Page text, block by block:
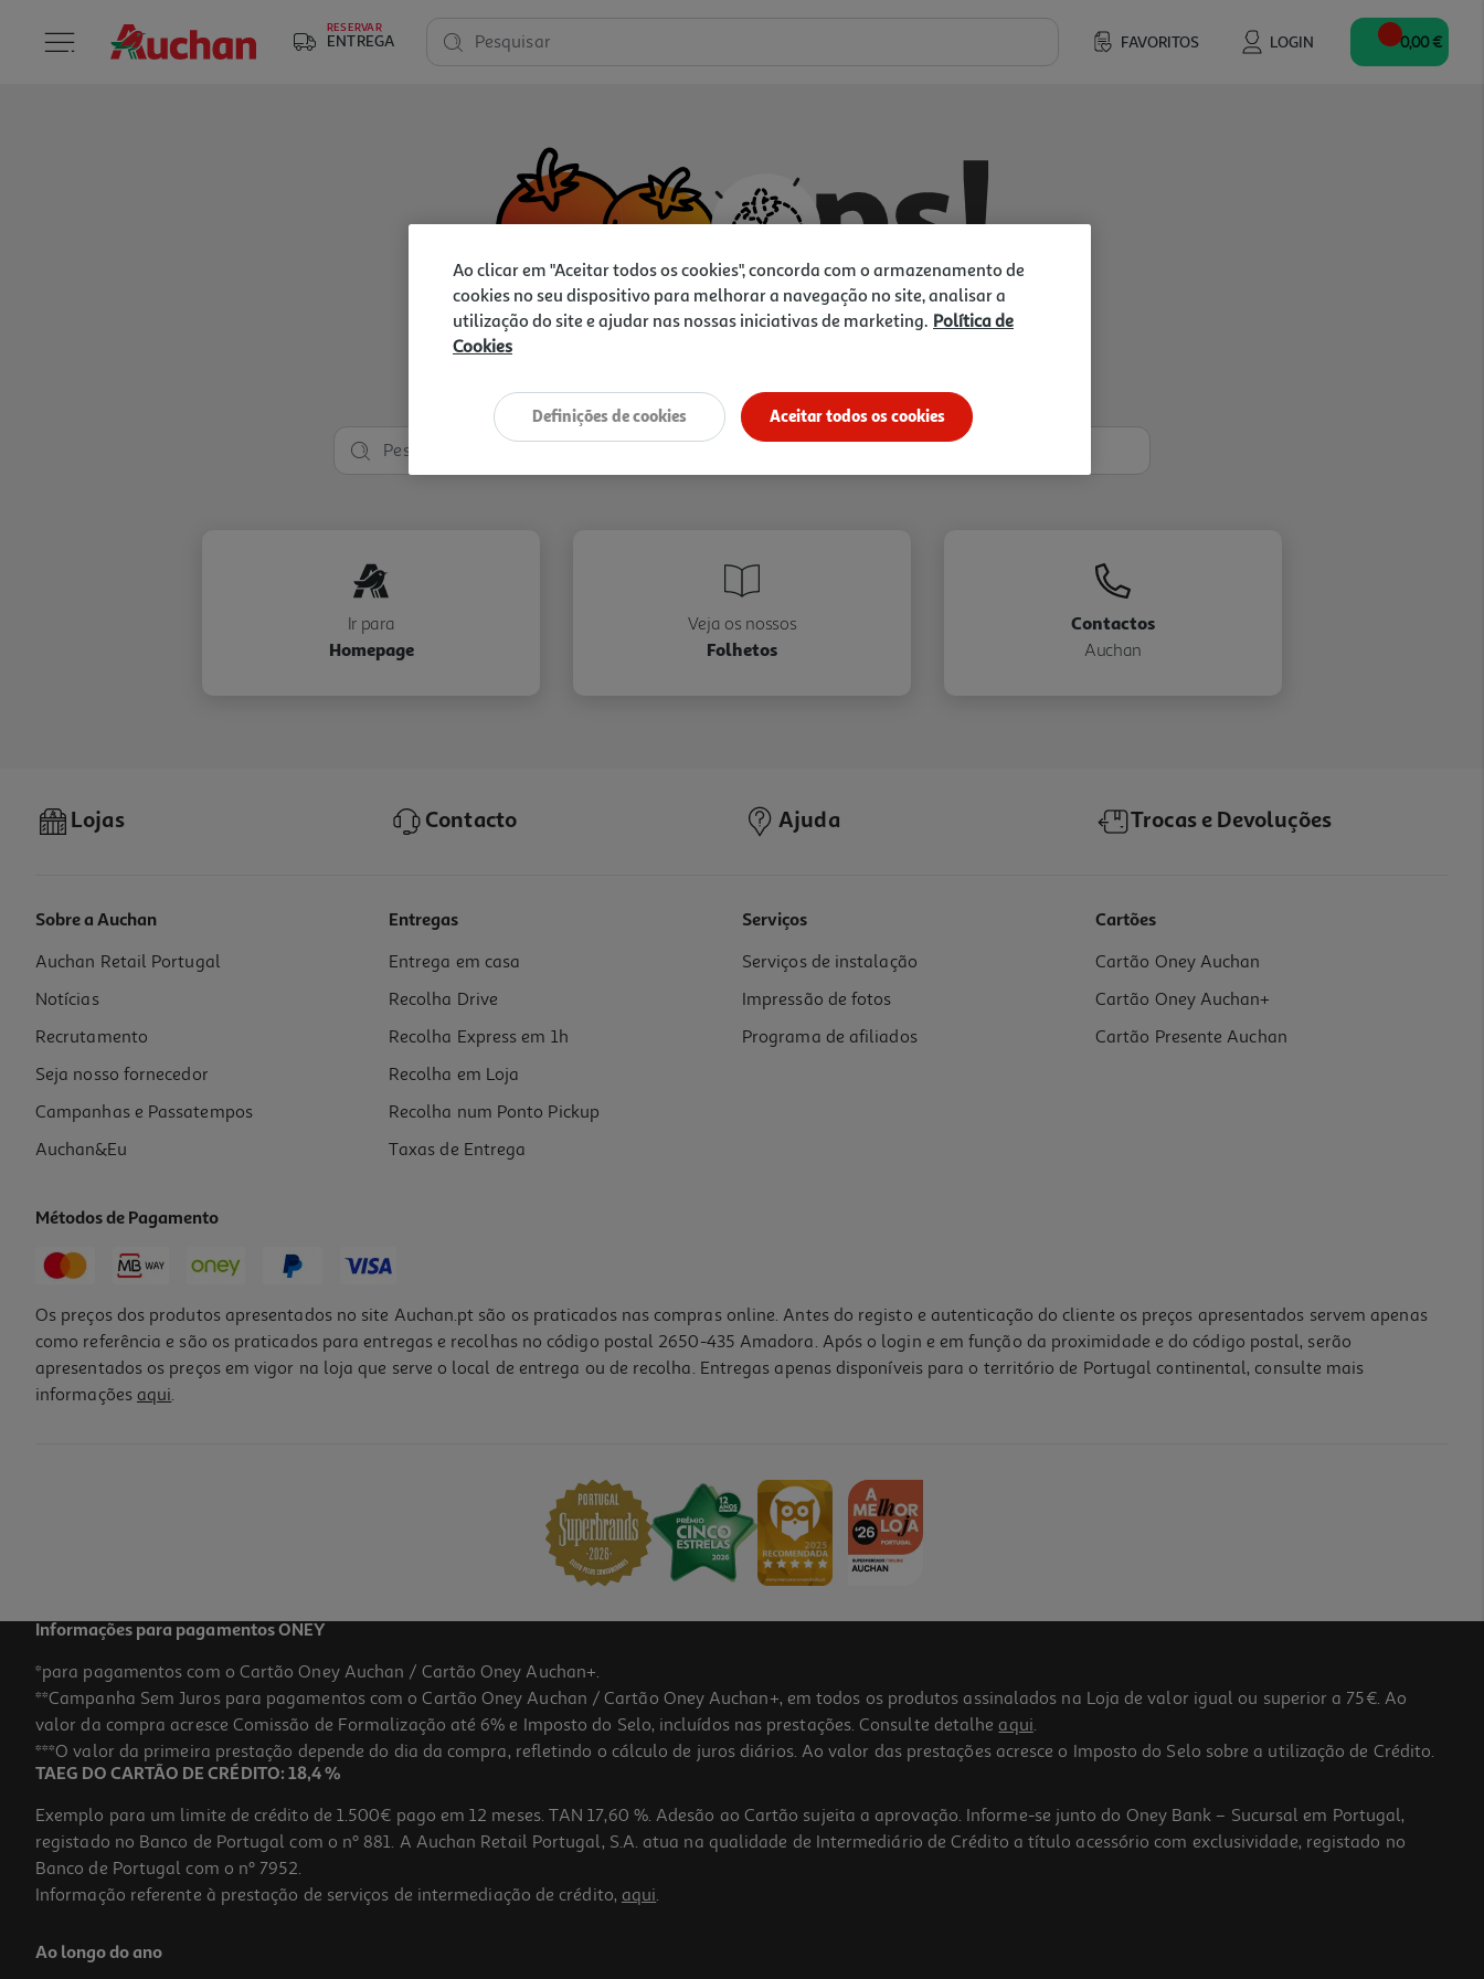
RESERVAR
ENTREGA FAVORITOS LOGIN
Pesquisar 0,00 €
Vamos tentar de novo?
Ir para
Homepage
Veja os nossos
Folhetos
Contactos
Auchan
Lojas Contacto Ajuda Trocas e Devoluções
Sobre a Auchan
Auchan Retail Portugal
Notícias
Recrutamento
Seja nosso fornecedor
Campanhas e Passatempos
Auchan&Eu
Entregas
Entrega em casa
Recolha Drive
Recolha Express em 1h
Recolha em Loja
Recolha num Ponto Pickup
Taxas de Entrega
Serviços
Serviços de instalação
Impressão de fotos
Programa de afiliados
Cartões
Cartão Oney Auchan
Cartão Oney Auchan+
Cartão Presente Auchan
Métodos de Pagamento
Os preços dos produtos apresentados no site Auchan.pt são os praticados nas compras online. Antes do registo e autenticação do cliente os preços apresentados servem apenas
como referência e são os praticados para entregas e recolhas no código postal 2650-435 Amadora. Após o login e em função da proximidade e do código postal, serão
apresentados os preços em vigor na loja que serve o local de entrega ou de recolha. Entregas apenas disponíveis para o território de Portugal continental, consulte mais
informações aqui.
Informações para pagamentos ONEY
*para pagamentos com o Cartão Oney Auchan / Cartão Oney Auchan+.
**Campanha Sem Juros para pagamentos com o Cartão Oney Auchan / Cartão Oney Auchan+, em todos os produtos assinalados na Loja de valor igual ou superior a 75€. Ao
valor da compra acresce Comissão de Formalização até 6% e Imposto do Selo, incluídos nas prestações. Consulte detalhe aqui.
***O valor da primeira prestação depende do dia da compra, refletindo o cálculo de juros diários. Ao valor das prestações acresce o Imposto do Selo sobre a utilização de Crédito.
TAEG DO CARTÃO DE CRÉDITO: 18,4 %
Exemplo para um limite de crédito de 1.500€ pago em 12 meses. TAN 17,60 %. Adesão ao Cartão sujeita a aprovação. Informe-se junto do Oney Bank – Sucursal em Portugal,
registado no Banco de Portugal com o nº 881. A Auchan Retail Portugal, S.A. atua na qualidade de Intermediário de Crédito a título acessório com exclusividade, registado no
Banco de Portugal com o nº 7952.
Informação referente à prestação de serviços de intermediação de crédito, aqui.
Ao longo do ano
Ao clicar em "Aceitar todos os cookies", concorda com o armazenamento de
cookies no seu dispositivo para melhorar a navegação no site, analisar a
utilização do site e ajudar nas nossas iniciativas de marketing. Política de
Cookies
Aceitar todos os cookies
Definições de cookies